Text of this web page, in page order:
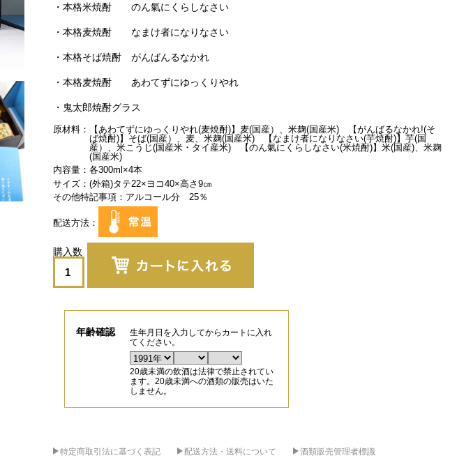
・本格米焼酎 のん氣にくらしなさい
・本格麦焼酎 なまけ者になりなさい
・本格そば焼酎 がんばんるなかれ
・本格麦焼酎 あわてずにゆっくりやれ
・鬼太郎焼酎グラス
原材料
【あわてずにゆっくりやれ(麦焼酎)】麦(国産）、米麹(国産米) 【がんばるなかれ!(そ
ば焼酎)】そば(国産）、麦、米麹(国産米) 【なまけ者になりなさい(芋焼酎)】芋(国
産）、米こうじ(国産米・タイ産米) 【のん氣にくらしなさい(米焼酎)】米(国産)、米麹
(国産米)
内容量
各300ml×4本
サイズ
(外箱)タテ22×ヨコ40×高さ9㎝
その他特記事項
アルコール分 25％
配送方法
年齢確認
生年月日を入力してからカートに入れ
てください。
20歳未満の飲酒は法律で禁止されてい
ます。20歳未満への酒類の販売はいた
しません。
特定商取引法に基づく表記 配送方法・送料について 酒類販売管理者標識